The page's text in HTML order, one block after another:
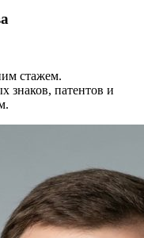
стажем.
знаков, патентов и